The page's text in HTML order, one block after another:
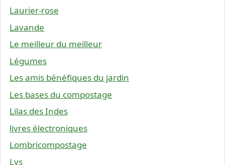
Laurier-rose
Lavande
Le meilleur du meilleur
Légumes
Les amis bénéfiques du jardin
Les bases du compostage
Lilas des Indes
livres électroniques
Lombricompostage
Lys